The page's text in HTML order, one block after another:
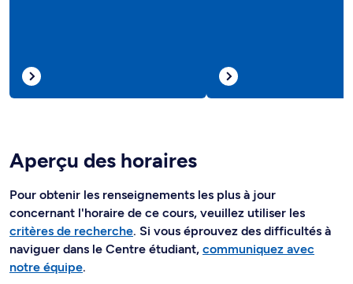
Aperçu des horaires
Pour obtenir les renseignements les plus à jour
concernant l'horaire de ce cours, veuillez utiliser les
critères de recherche. Si vous éprouvez des difficultés à
naviguer dans le Centre étudiant, communiquez avec
notre équipe.